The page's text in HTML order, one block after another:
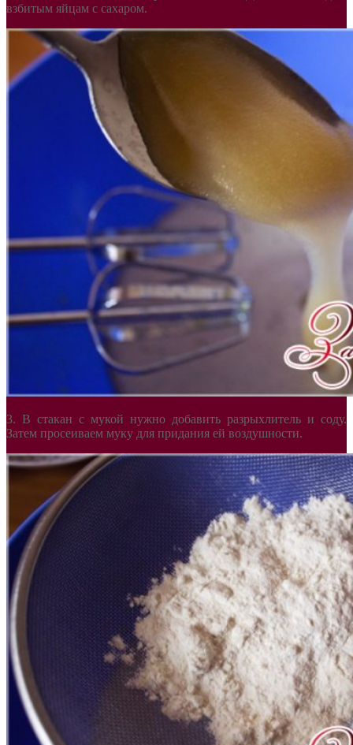
взбитым яйцам с сахаром.
3. В стакан с мукой нужно добавить разрыхлитель и соду.
Затем просеиваем муку для придания ей воздушности.